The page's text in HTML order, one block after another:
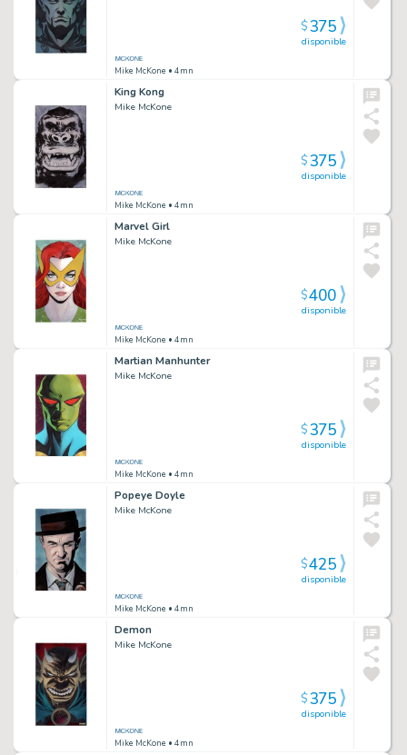
Mike McKone • 4mn
disponible
$375
King Kong
Mike McKone
Mike McKone • 4mn
disponible
$375
Marvel Girl
Mike McKone
Mike McKone • 4mn
disponible
$400
Martian Manhunter
Mike McKone
Mike McKone • 4mn
disponible
$375
Popeye Doyle
Mike McKone
Mike McKone • 4mn
disponible
$425
Demon
Mike McKone
Mike McKone • 4mn
disponible
$375